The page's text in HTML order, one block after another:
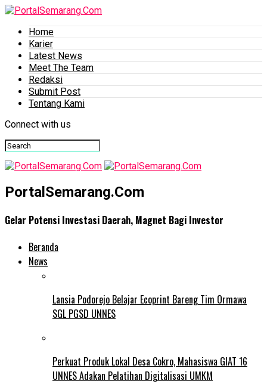
Home
Karier
Latest News
Meet The Team
Redaksi
Submit Post
Tentang Kami
Connect with us
PortalSemarang.Com
Gelar Potensi Investasi Daerah, Magnet Bagi Investor
Beranda
News
Lansia Podorejo Belajar Ecoprint Bareng Tim Ormawa
SGL PGSD UNNES
Perkuat Produk Lokal Desa Cokro, Mahasiswa GIAT 16
UNNES Adakan Pelatihan Digitalisasi UMKM